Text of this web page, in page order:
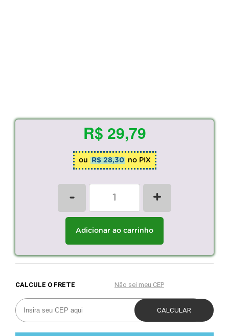
R$ 29,79
ou R$ 28,30 no PIX
- +
Adicionar ao carrinho